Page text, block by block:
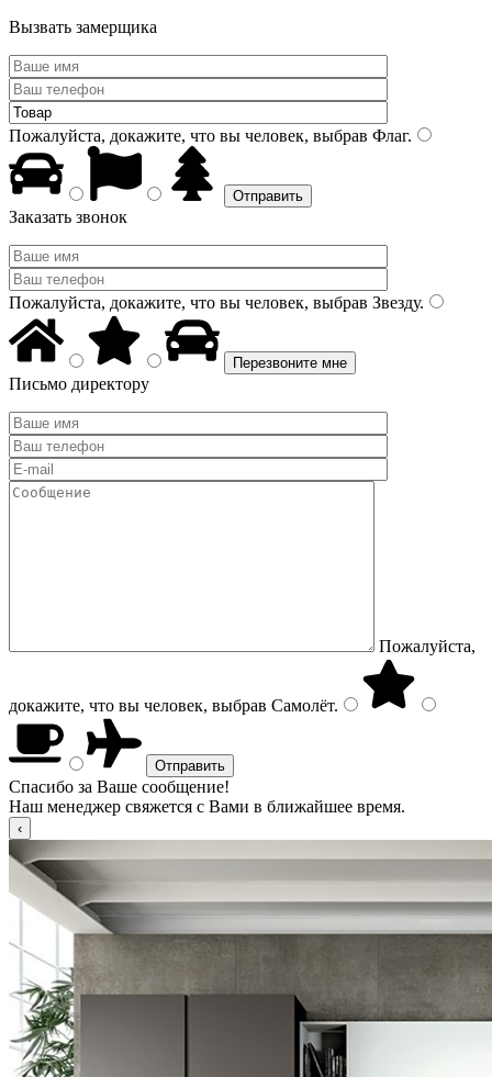
Вызвать замерщика
Пожалуйста, докажите, что вы человек, выбрав Флаг.
Заказать звонок
Пожалуйста, докажите, что вы человек, выбрав Звезду.
Письмо директору
Пожалуйста,
докажите, что вы человек, выбрав Самолёт.
Спасибо за Ваше сообщение!
Наш менеджер свяжется с Вами в ближайшее время.